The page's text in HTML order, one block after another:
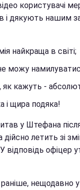
користувачі
і дякують нашим
найкраща в світі;
можу
кажуть -
і щира подяка!
у Штефана
летить зі
відповідь офіцер
нещодавно